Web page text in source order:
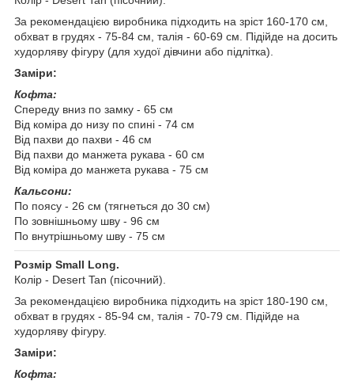
За рекомендацією виробника підходить на зріст 160-170 см,
обхват в грудях - 75-84 см, талія - 60-69 см. Підійде на досить
худорляву фігуру (для худої дівчини або підлітка).
Заміри:
Кофта:
Спереду вниз по замку - 65 см
Від коміра до низу по спині - 74 см
Від пахви до пахви - 46 см
Від пахви до манжета рукава - 60 см
Від коміра до манжета рукава - 75 см
Кальсони:
По поясу - 26 см (тягнеться до 30 см)
По зовнішньому шву - 96 см
По внутрішньому шву - 75 см
Розмір Small Long.
Колір - Desert Tan (пісочний).
За рекомендацією виробника підходить на зріст 180-190 см,
обхват в грудях - 85-94 см, талія - 70-79 см. Підійде на
худорляву фігуру.
Заміри:
Кофта: